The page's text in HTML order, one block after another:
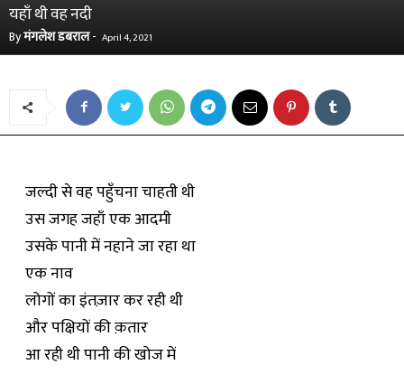
यहाँ थी वह नदी
Byमंगलेश डबराल- April 4, 2021
जल्दी से वह पहुँचना चाहती थी
उस जगह जहाँ एक आदमी
उसके पानी में नहाने जा रहा था
एक नाव
लोगों का इंतज़ार कर रही थी
और पक्षियों की क़तार
आ रही थी पानी की खोज में